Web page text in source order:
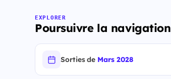
EXPLORER
Poursuivre la navigation
Sorties de Mars 2028